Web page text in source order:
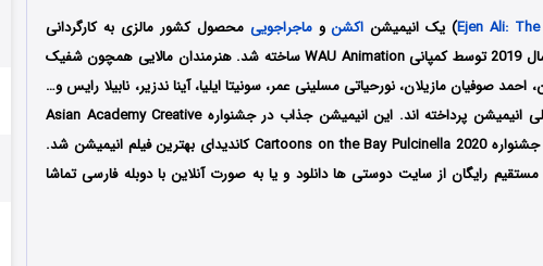
Ejen Ali:) یک انیمیشن اکشنوماجراجویی محصول کشور مالزی به کارگردانی
محمد اسامه زید یاسین است که در سال 2019 توسط کمپانی WAU Animation ساخته شد. هنرمندان مالایی همچون شفیک
صوفیان مازیلان، نورحیاتی مسلینی عمر، سونیتا ایلیا، آینا ندزیر، نابیلا رایس و…
به صداپیشگی به جای کاراکترهای اصلی انیمیشن پرداخته اند. این انیمیشن جذاب در جشنواره Asian Academy Creative
کاندیدای جایزه بهترین کارگردانی و در جشنواره Cartoons on the Bay Pulcinella 2020 کاندیدای بهترین فیلم انیمیشن شد.
رایگان از سایت دوستی ها دانلود و یا به صورت آنلاین با دوبله فارسی تماشا